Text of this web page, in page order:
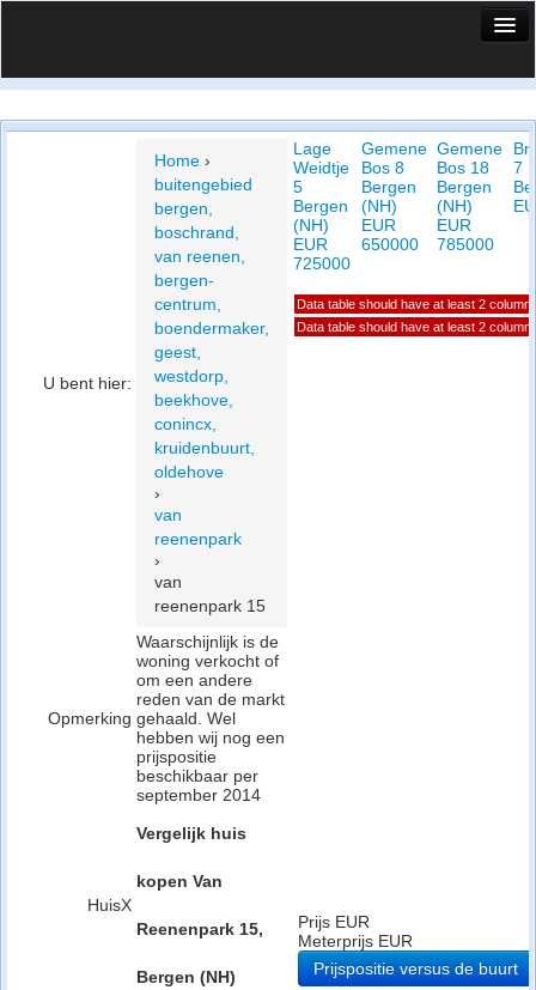
Vergelijk prijsposities - wijk
U bent hier:
Home ›
buitengebied
bergen,
boschrand,
van reenen,
bergen-
centrum,
boendermaker,
geest,
westdorp,
beekhove,
conincx,
kruidenbuurt,
oldehove
›
van
reenenpark
›
van
reenenpark 15
Opmerking
Waarschijnlijk is de
woning verkocht of
om een andere
reden van de markt
gehaald. Wel
hebben wij nog een
prijspositie
beschikbaar per
september 2014
HuisX
Vergelijk huis
kopen Van
Reenenpark 15,
Bergen (NH)
Lage
Weidtje
5
Bergen
(NH)
EUR
725000
Gemene
Bos 8
Bergen
(NH)
EUR
650000
Gemene
Bos 18
Bergen
(NH)
EUR
785000
7
Data table should have at least 2
Data table should have at least 2
Prijs EUR
Meterprijs EUR
Prijspositie versus de buurt